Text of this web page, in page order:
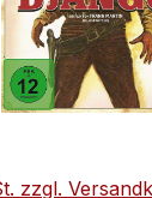
zzgl.